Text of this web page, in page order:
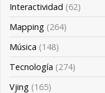
Interactividad (62)
Mapping (264)
Música (148)
Tecnología (274)
Vjing (165)